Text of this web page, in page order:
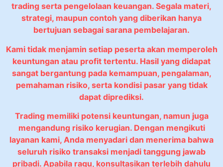
trading serta pengelolaan keuangan. Segala materi,
strategi, maupun contoh yang diberikan hanya
bertujuan sebagai sarana pembelajaran.
Kami tidak menjamin setiap peserta akan memperoleh
keuntungan atau profit tertentu. Hasil yang didapat
sangat bergantung pada kemampuan, pengalaman,
pemahaman risiko, serta kondisi pasar yang tidak
dapat diprediksi.
Trading memiliki potensi keuntungan, namun juga
mengandung risiko kerugian. Dengan mengikuti
layanan kami, Anda menyadari dan menerima bahwa
seluruh risiko transaksi menjadi tanggung jawab
pribadi. Apabila ragu, konsultasikan terlebih dahulu